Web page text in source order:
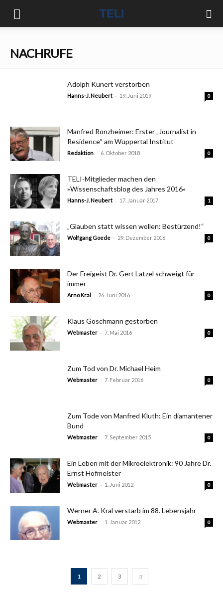
NACHRUFE
Adolph Kunert verstorben
Hanns-J. Neubert - 19. Juni 2019 0
Manfred Ronzheimer: Erster „Journalist in
Residence“ am Wuppertal Institut
Redaktion - 6. Oktober 2018 0
TELI-Mitglieder machen den
»Wissenschaftsblog des Jahres 2016«
Hanns-J. Neubert - 17. Januar 2017 1
„Glauben statt wissen wollen: Bestürzend!“
Wolfgang Goede - 29. Dezember 2016 0
Der Freigeist Dr. Gert Latzel schweigt für
immer
Arno Kral - 26. Juni 2016 0
Klaus Goschmann gestorben
Webmaster - 7. Mai 2016 0
Zum Tod von Dr. Michael Heim
Webmaster - 7. Februar 2016 0
Zum Tode von Manfred Kluth: Ein diamantener
Bund
Webmaster - 7. September 2015 0
Ein Leben mit der Mikroelektronik: 90 Jahre Dr.
Ernst Hofmeister
Webmaster - 1. Juni 2012 0
Werner A. Kral verstarb im 88. Lebensjahr
Webmaster - 1. Januar 2012 0
1 2 3